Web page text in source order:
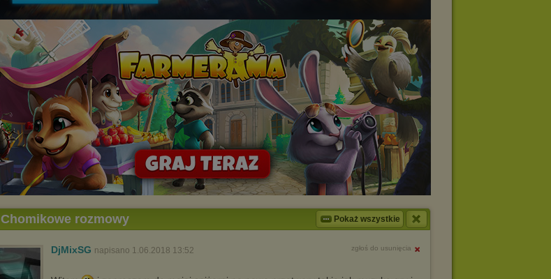
Chomikowe rozmowy Pokaż wszystkie
DjMixSG napisano 1.06.2018 13:52 zgłoś do usunięcia